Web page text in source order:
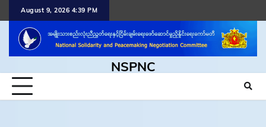
content
August 9, 2026 4:39 PM
NSPNC